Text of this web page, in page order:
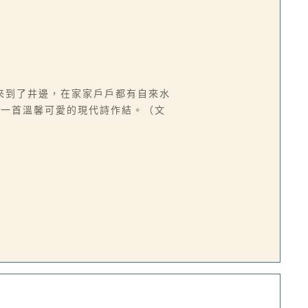
了井邊，在家家戶戶都有自來水
首溫馨可愛的現代詩作結。（文